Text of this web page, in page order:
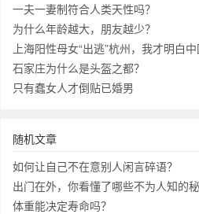
一夫一妻制符合人类天性吗？
为什么年龄越大，朋友越少？
上海阳性母女“出逃”杭州，我才明白中
石家庄为什么是头盔之都？
只有蠢女人才倒贴已婚男
随机文章
如何让自己不在意别人闲言碎语？
出门在外，你看懂了哪些不为人知的秘
体重能决定寿命吗？